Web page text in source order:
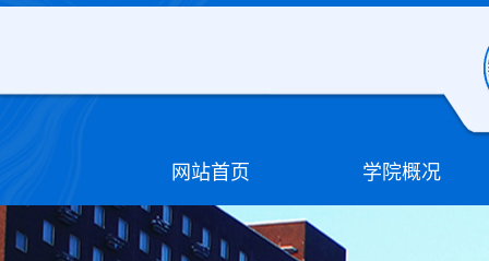
网站首页 学院概况